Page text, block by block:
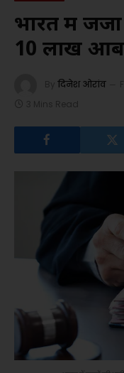
भारत में जजों
10 लाख
By दिनेश ओरांव
3 Mins Read